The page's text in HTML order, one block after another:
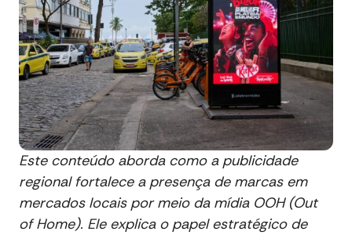
Este conteúdo aborda como a publicidade
regional fortalece a presença de marcas em
mercados locais por meio da mídia OOH (Out
of Home). Ele explica o papel estratégico de